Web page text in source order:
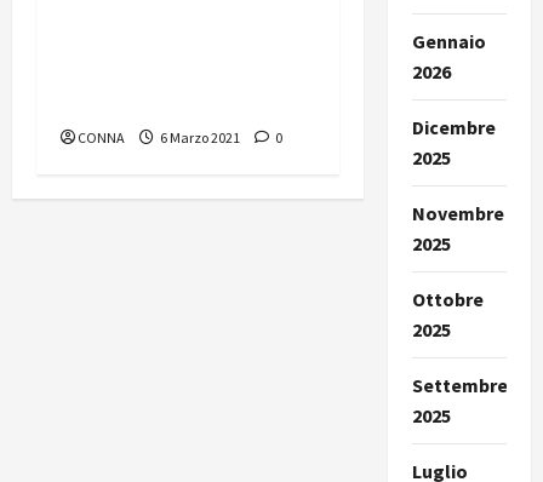
CONNA 6 Marzo 2021 0
Gennaio
2026
Dicembre
2025
Novembre
2025
Ottobre
2025
Settembre
2025
Luglio